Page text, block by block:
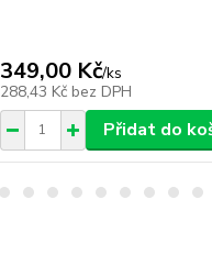
349,00 Kč/ks
288,43 Kč bez DPH
Přidat do